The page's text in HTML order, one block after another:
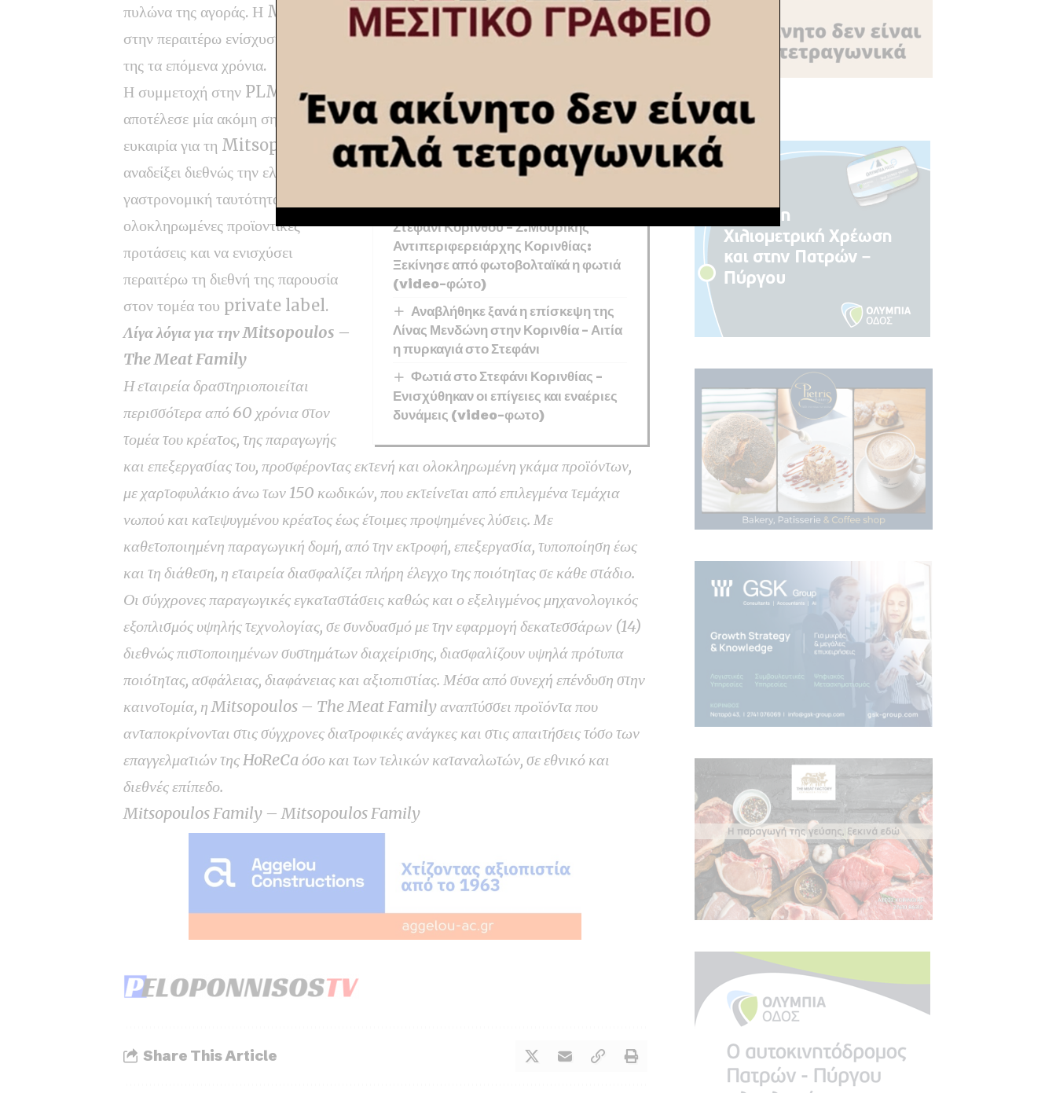
πυλώνα της αγοράς. Η Mitsopoulos εντάσσει στρατηγικά το private label
στην περαιτέρω ενίσχυση της εξωστρέφειάς της και στην ανάπτυξη των εξαγωγών
της τα επόμενα χρόνια.
You Might Also Like
ΠΑΣ Κόρινθος:
Πραγματοποιήθηκε ο καθιερωμένος
Χωρίς ενεργό μέτωπο η φωτιά στο
Στεφάνι Κορίνθου – Σ.Μουρίκης
Αντιπεριφερειάρχης Κορινθίας:
Ξεκίνησε από φωτοβολταϊκά η φωτιά
(video-φώτο)
Αναβλήθηκε ξανά η επίσκεψη της
Λίνας Μενδώνη στην Κορινθία – Αιτία
η πυρκαγιά στο Στεφάνι
Φωτιά στο Στεφάνι Κορινθίας –
Ενισχύθηκαν οι επίγειες και εναέριες
δυνάμεις (video-φωτο)
Η συμμετοχή στην PLMA
αποτέλεσε μία ακόμη σημαντική
ευκαιρία για τη Mitsopoulos να
αναδείξει διεθνώς την ελληνική
γαστρονομική ταυτότητα μέσα από
ολοκληρωμένες προϊοντικές
προτάσεις και να ενισχύσει
περαιτέρω τη διεθνή της παρουσία
στον τομέα του private label.
Λίγα λόγια για την Mitsopoulos –
The Meat Family
Η εταιρεία δραστηριοποιείται
περισσότερα από 60 χρόνια στον
τομέα του κρέατος, της παραγωγής
και επεξεργασίας του, προσφέροντας εκτενή και ολοκληρωμένη γκάμα προϊόντων,
με χαρτοφυλάκιο άνω των 150 κωδικών, που εκτείνεται από επιλεγμένα τεμάχια
νωπού και κατεψυγμένου κρέατος έως έτοιμες προψημένες λύσεις. Με
καθετοποιημένη παραγωγική δομή, από την εκτροφή, επεξεργασία, τυποποίηση έως
και τη διάθεση, η εταιρεία διασφαλίζει πλήρη έλεγχο της ποιότητας σε κάθε στάδιο.
Οι σύγχρονες παραγωγικές εγκαταστάσεις καθώς και ο εξελιγμένος μηχανολογικός
εξοπλισμός υψηλής τεχνολογίας, σε συνδυασμό με την εφαρμογή δεκατεσσάρων (14)
διεθνώς πιστοποιημένων συστημάτων διαχείρισης, διασφαλίζουν υψηλά πρότυπα
ποιότητας, ασφάλειας, διαφάνειας και αξιοπιστίας. Μέσα από συνεχή επένδυση στην
καινοτομία, η Mitsopoulos – The Meat Family αναπτύσσει προϊόντα που
ανταποκρίνονται στις σύγχρονες διατροφικές ανάγκες και στις απαιτήσεις τόσο των
επαγγελματιών της HoReCa όσο και των τελικών καταναλωτών, σε εθνικό και
διεθνές επίπεδο.
Mitsopoulos Family – Mitsopoulos Family
Share This Article